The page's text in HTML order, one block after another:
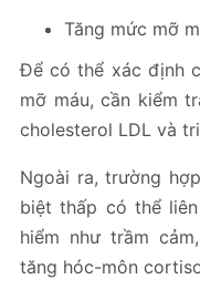
Tăng mức mỡ
Để có thể xác định
mỡ máu, cần kiểm
cholesterol LDL và
Ngoài ra, trường
biệt thấp có thể
hiểm như trầm
tăng hóc-môn